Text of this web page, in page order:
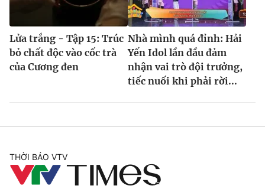
Lửa trắng - Tập 15: Trúc
bỏ chất độc vào cốc trà
của Cương đen
Nhà mình quá đỉnh: Hải
Yến Idol lần đầu đảm
nhận vai trò đội trưởng,
tiếc nuối khi phải rời...
THỜI BÁO VTV